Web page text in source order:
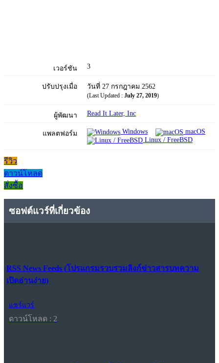
เวอร์ชัน 3
ปรับปรุงเมื่อ วันที่ 27 กรกฎาคม 2562
(Last Updated : July 27, 2019)
ผู้พัฒนา Read It Later, Inc
แพลตฟอร์ม Windows
macOS
Linux / FreeBSD
รีวิว
ดาวน์โหลด
สั่งซื้อ
ซอฟต์แวร์ที่เกี่ยวข้อง
RSS News Feeds (โปรแกรมรวบรวมลิงก์ข่าวสารบทความ
เปิดอ่านง่าย)
แชร์แวร์
ดาวน์โหลด : 2